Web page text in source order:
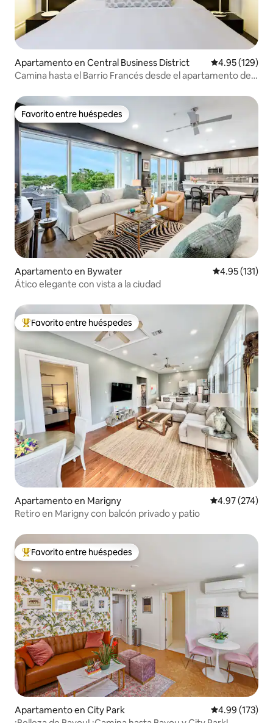
Apartamento en Central Business District Calificación
4.95 (129)
Camina hasta el Barrio Francés desde el apartamento del
Favorito entre huéspedes
Favorito entre huéspedes
Apartamento en Bywater Calificación
4.95 (131)
Ático elegante con vista a la ciudad
Favorito entre huéspedes preferido
Favorito entre huéspedes
Apartamento en Marigny Calificación
4.97 (274)
Retiro en Marigny con balcón privado y patio
Favorito entre huéspedes preferido
Favorito entre huéspedes
Apartamento en City Park Calificación
4.99 (173)